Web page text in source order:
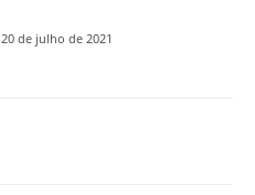
20 de julho de 2021